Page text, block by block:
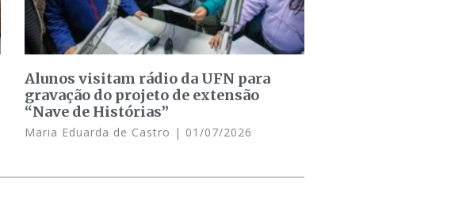
Alunos visitam rádio da UFN para
gravação do projeto de extensão
“Nave de Histórias”
Maria Eduarda de Castro 01/07/2026